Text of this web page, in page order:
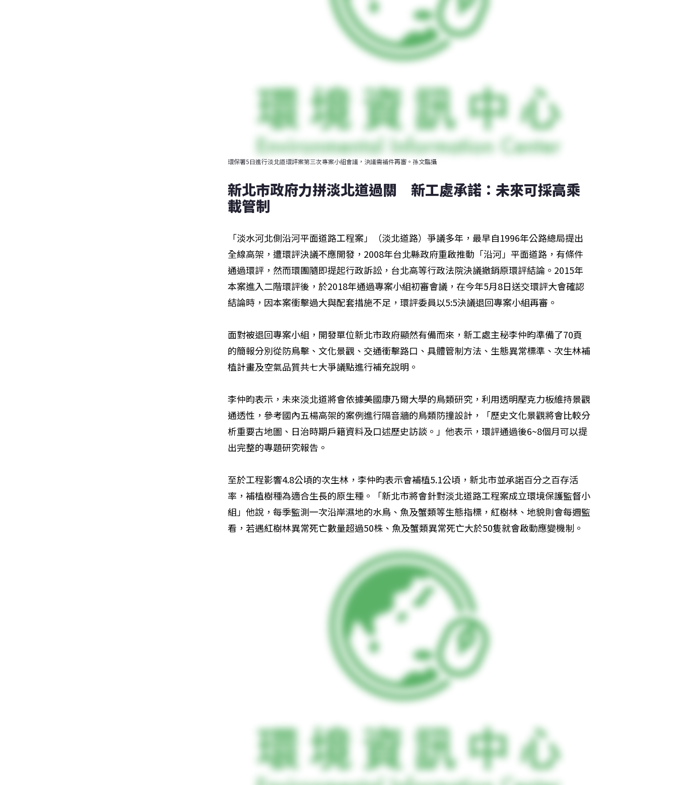
環保署5日進行淡北道環評案第三次專案小組會議，決議需補件再審。孫文臨攝
新北市政府力拼淡北道過關　新工處承諾：未來可採高乘
載管制
「淡水河北側沿河平面道路工程案」（淡北道路）爭議多年，最早自1996年公路總局提出
全線高架，遭環評決議不應開發，2008年台北縣政府重啟推動「沿河」平面道路，有條件
通過環評，然而環團隨即提起行政訴訟，台北高等行政法院決議撤銷原環評結論。2015年
本案進入二階環評後，於2018年通過專案小組初審會議，在今年5月8日送交環評大會確認
結論時，因本案衝擊過大與配套措施不足，環評委員以5:5決議退回專案小組再審。
面對被退回專案小組，開發單位新北市政府顯然有備而來，新工處主秘李仲昀準備了70頁
的簡報分別從防鳥擊、文化景觀、交通衝擊路口、具體管制方法、生態異常標準、次生林補
植計畫及空氣品質共七大爭議點進行補充說明。
李仲昀表示，未來淡北道將會依據美國康乃爾大學的鳥類研究，利用透明壓克力板維持景觀
通透性，參考國內五楊高架的案例進行隔音牆的鳥類防撞設計，「歷史文化景觀將會比較分
析重要古地圖、日治時期戶籍資料及口述歷史訪談。」他表示，環評通過後6~8個月可以提
出完整的專題研究報告。
至於工程影響4.8公頃的次生林，李仲昀表示會補植5.1公頃，新北市並承諾百分之百存活
率，補植樹種為適合生長的原生種。「新北市將會針對淡北道路工程案成立環境保護監督小
組」他說，每季監測一次沿岸濕地的水鳥、魚及蟹類等生態指標，紅樹林、地貌則會每週監
看，若遇紅樹林異常死亡數量超過50株、魚及蟹類異常死亡大於50隻就會啟動應變機制。